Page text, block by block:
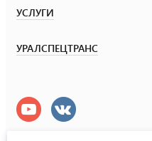
УСЛУГИ
УРАЛСПЕЦТРАНС